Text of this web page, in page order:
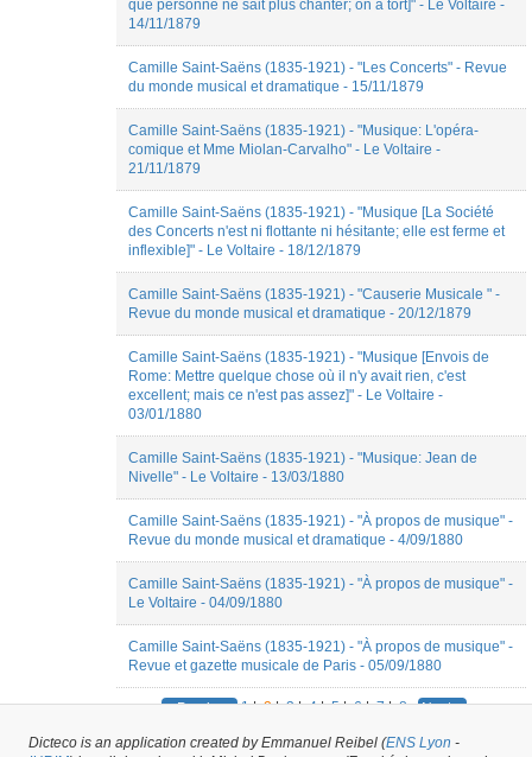
que personne ne sait plus chanter; on a tort]" - Le Voltaire -
14/11/1879
Camille Saint-Saëns (1835-1921) - "Les Concerts" - Revue
du monde musical et dramatique - 15/11/1879
Camille Saint-Saëns (1835-1921) - "Musique: L'opéra-
comique et Mme Miolan-Carvalho" - Le Voltaire -
21/11/1879
Camille Saint-Saëns (1835-1921) - "Musique [La Société
des Concerts n'est ni flottante ni hésitante; elle est ferme et
inflexible]" - Le Voltaire - 18/12/1879
Camille Saint-Saëns (1835-1921) - "Causerie Musicale " -
Revue du monde musical et dramatique - 20/12/1879
Camille Saint-Saëns (1835-1921) - "Musique [Envois de
Rome: Mettre quelque chose où il n'y avait rien, c'est
excellent; mais ce n'est pas assez]" - Le Voltaire -
03/01/1880
Camille Saint-Saëns (1835-1921) - "Musique: Jean de
Nivelle" - Le Voltaire - 13/03/1880
Camille Saint-Saëns (1835-1921) - "À propos de musique" -
Revue du monde musical et dramatique - 4/09/1880
Camille Saint-Saëns (1835-1921) - "À propos de musique" -
Le Voltaire - 04/09/1880
Camille Saint-Saëns (1835-1921) - "À propos de musique" -
Revue et gazette musicale de Paris - 05/09/1880
« Previous 1 | 2 | 3 | 4 | 5 | 6 | 7 | 8 Next »
307results
Dicteco is an application created by Emmanuel Reibel (ENS Lyon -